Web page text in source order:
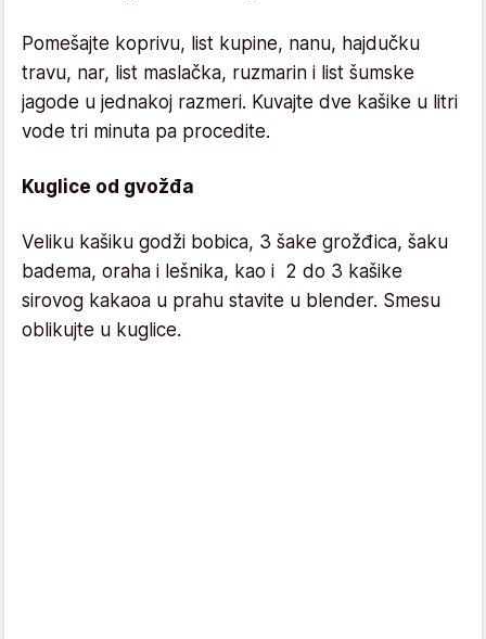
Pomešajte koprivu, list kupine, nanu, hajdučku
travu, nar, list maslačka, ruzmarin i list šumske
jagode u jednakoj razmeri. Kuvajte dve kašike u litri
vode tri minuta pa procedite.
Kuglice od gvožđa
Veliku kašiku godži bobica, 3 šake grožđica, šaku
badema, oraha i lešnika, kao i 2 do 3 kašike
sirovog kakaoa u prahu stavite u blender. Smesu
oblikujte u kuglice.